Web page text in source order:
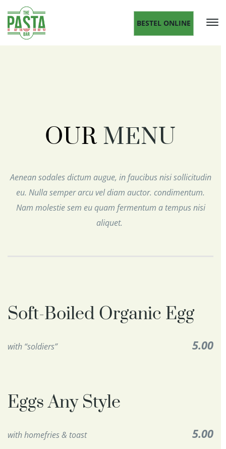
BESTEL ONLINE
OUR MENU
Aenean sodales dictum augue, in faucibus nisi sollicitudin
eu. Nulla semper arcu vel diam auctor. condimentum.
Nam molestie sem eu quam fermentum a tempus nisi
aliquet.
Soft-Boiled Organic Egg
with “soldiers” 5.00
Eggs Any Style
with homefries & toast 5.00